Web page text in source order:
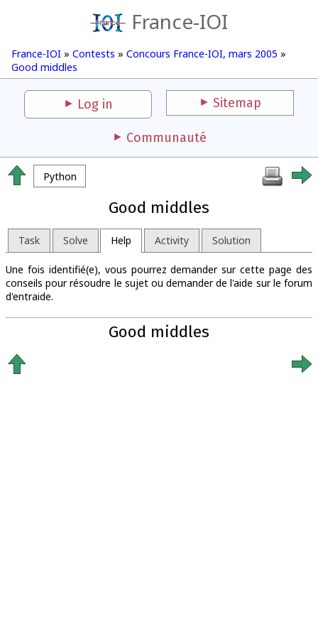
France-IOI
France-IOI » Contests » Concours France-IOI, mars 2005 »
Good middles
Log in Sitemap
Communauté
Python
Good middles
Task Solve Help Activity Solution
Une fois identifié(e), vous pourrez demander sur cette page des
conseils pour résoudre le sujet ou demander de l'aide sur le forum
d'entraide.
Good middles